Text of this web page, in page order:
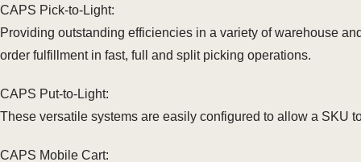
CAPS Pick-to-Light:
Providing outstanding efficiencies in a variety of warehouse
order fulfillment in fast, full and split picking operations.
CAPS Put-to-Light:
These versatile systems are easily configured to allow a SKU
CAPS Mobile Cart: